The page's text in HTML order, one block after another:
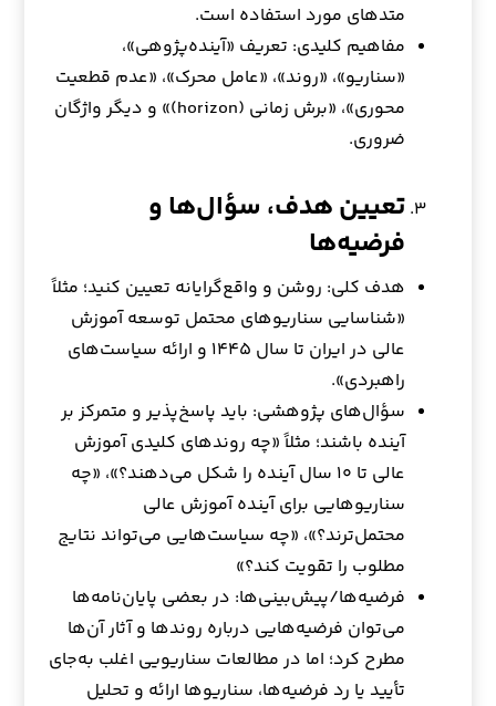
متدهای مورد استفاده است.
مفاهیم کلیدی: تعریف «آینده‌پژوهی»،
«سناریو»، «روند»، «عامل محرک»، «عدم قطعیت
محوری»، «برش زمانی (horizon)» و دیگر واژگان
ضروری.
تعیین هدف، سؤال‌ها و
فرضیه‌ها
هدف کلی: روشن و واقع‌گرایانه تعیین کنید؛ مثلاً
«شناسایی سناریوهای محتمل توسعه آموزش
عالی در ایران تا سال ۱۴۴۵ و ارائه سیاست‌های
راهبردی».
سؤال‌های پژوهشی: باید پاسخ‌پذیر و متمرکز بر
آینده باشند؛ مثلاً «چه روندهای کلیدی آموزش
عالی تا ۱۰ سال آینده را شکل می‌دهند؟»، «چه
سناریوهایی برای آینده آموزش عالی
محتمل‌ترند؟»، «چه سیاست‌هایی می‌تواند نتایج
مطلوب را تقویت کند؟»
فرضیه‌ها/پیش‌بینی‌ها: در بعضی پایان‌نامه‌ها
می‌توان فرضیه‌هایی درباره روندها و آثار آن‌ها
مطرح کرد؛ اما در مطالعات سناریویی اغلب به‌جای
تأیید یا رد فرضیه‌ها، سناریوها ارائه و تحلیل